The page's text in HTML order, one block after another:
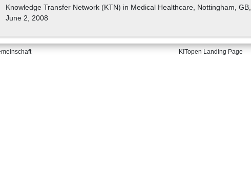
Knowledge Transfer Network (KTN) in Medical Healthcare, Nottingham, GB,
June 2, 2008
KITopen Landing Page